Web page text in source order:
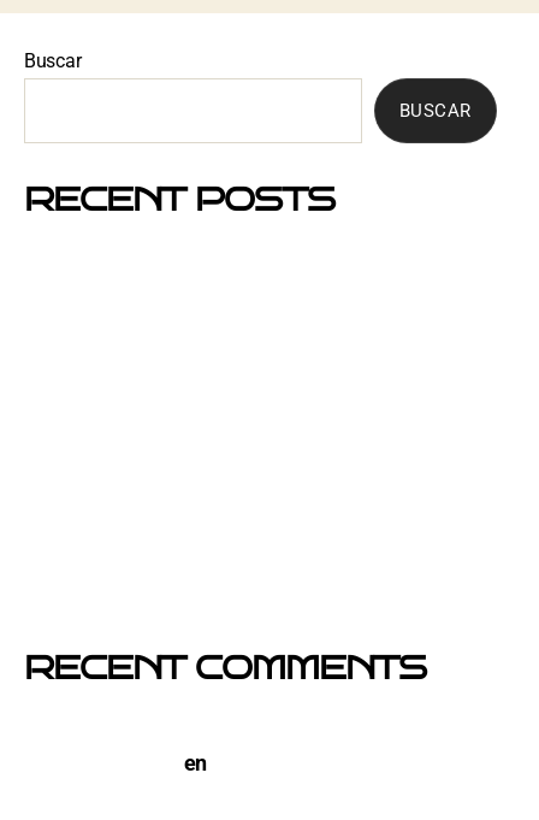
Buscar
BUSCAR
RECENT POSTS
RECENT COMMENTS
en